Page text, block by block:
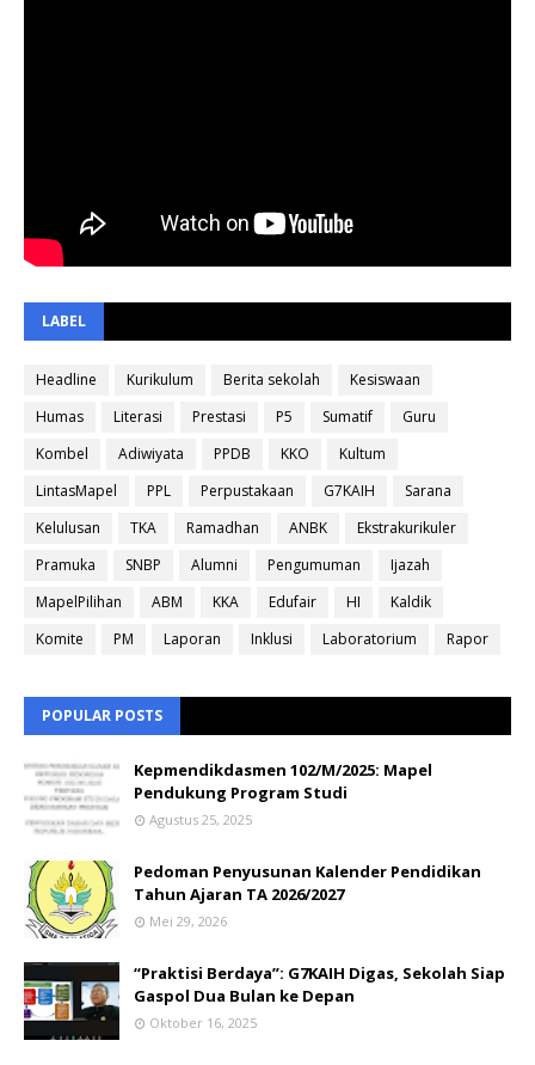
LABEL
Headline Kurikulum Berita sekolah
Kesiswaan
Humas
Literasi Prestasi P5 Sumatif
Guru
Kombel
Adiwiyata PPDB KKO
Kultum
LintasMapel
PPL Perpustakaan G7KAIH
Sarana
Kelulusan
TKA Ramadhan ANBK
Ekstrakurikuler
Pramuka
SNBP Alumni Pengumuman
Ijazah
MapelPilihan
ABM KKA Edufair HI
Kaldik
Komite
PM Laporan Inklusi Laboratorium Rapor
POPULAR POSTS
Kepmendikdasmen 102/M/2025: Mapel
Pendukung Program Studi
Agustus 25, 2025
Pedoman Penyusunan Kalender Pendidikan
Tahun Ajaran TA 2026/2027
Mei 29, 2026
“Praktisi Berdaya”: G7KAIH Digas, Sekolah Siap
Gaspol Dua Bulan ke Depan
Oktober 16, 2025